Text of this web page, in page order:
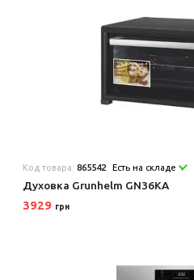
Код товара:865542 Есть на складе
Духовка Grunhelm GN36KA
3929 грн